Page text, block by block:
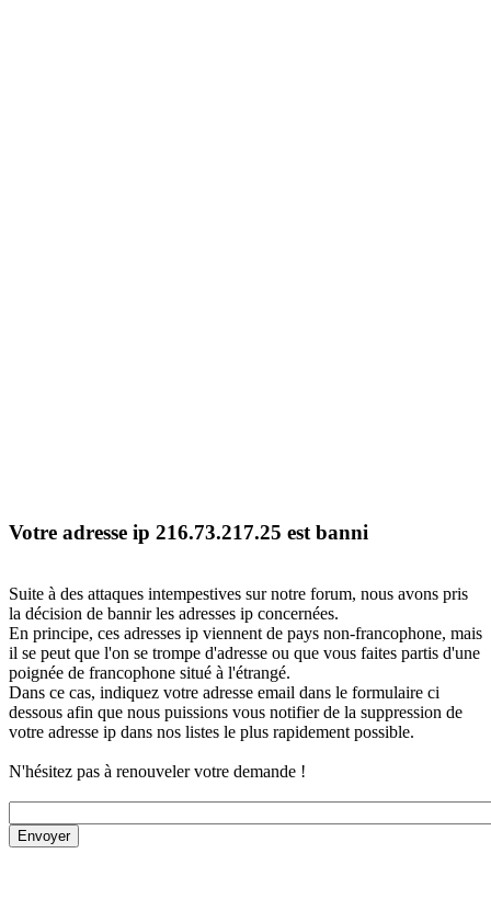
Votre adresse ip 216.73.217.25 est banni
Suite à des attaques intempestives sur notre forum, nous avons pris
la décision de bannir les adresses ip concernées.
En principe, ces adresses ip viennent de pays non-francophone, mais
il se peut que l'on se trompe d'adresse ou que vous faites partis d'une
poignée de francophone situé à l'étrangé.
Dans ce cas, indiquez votre adresse email dans le formulaire ci
dessous afin que nous puissions vous notifier de la suppression de
votre adresse ip dans nos listes le plus rapidement possible.
N'hésitez pas à renouveler votre demande !